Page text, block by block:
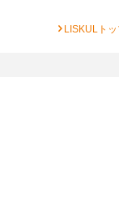
chevron_rightLISKULト